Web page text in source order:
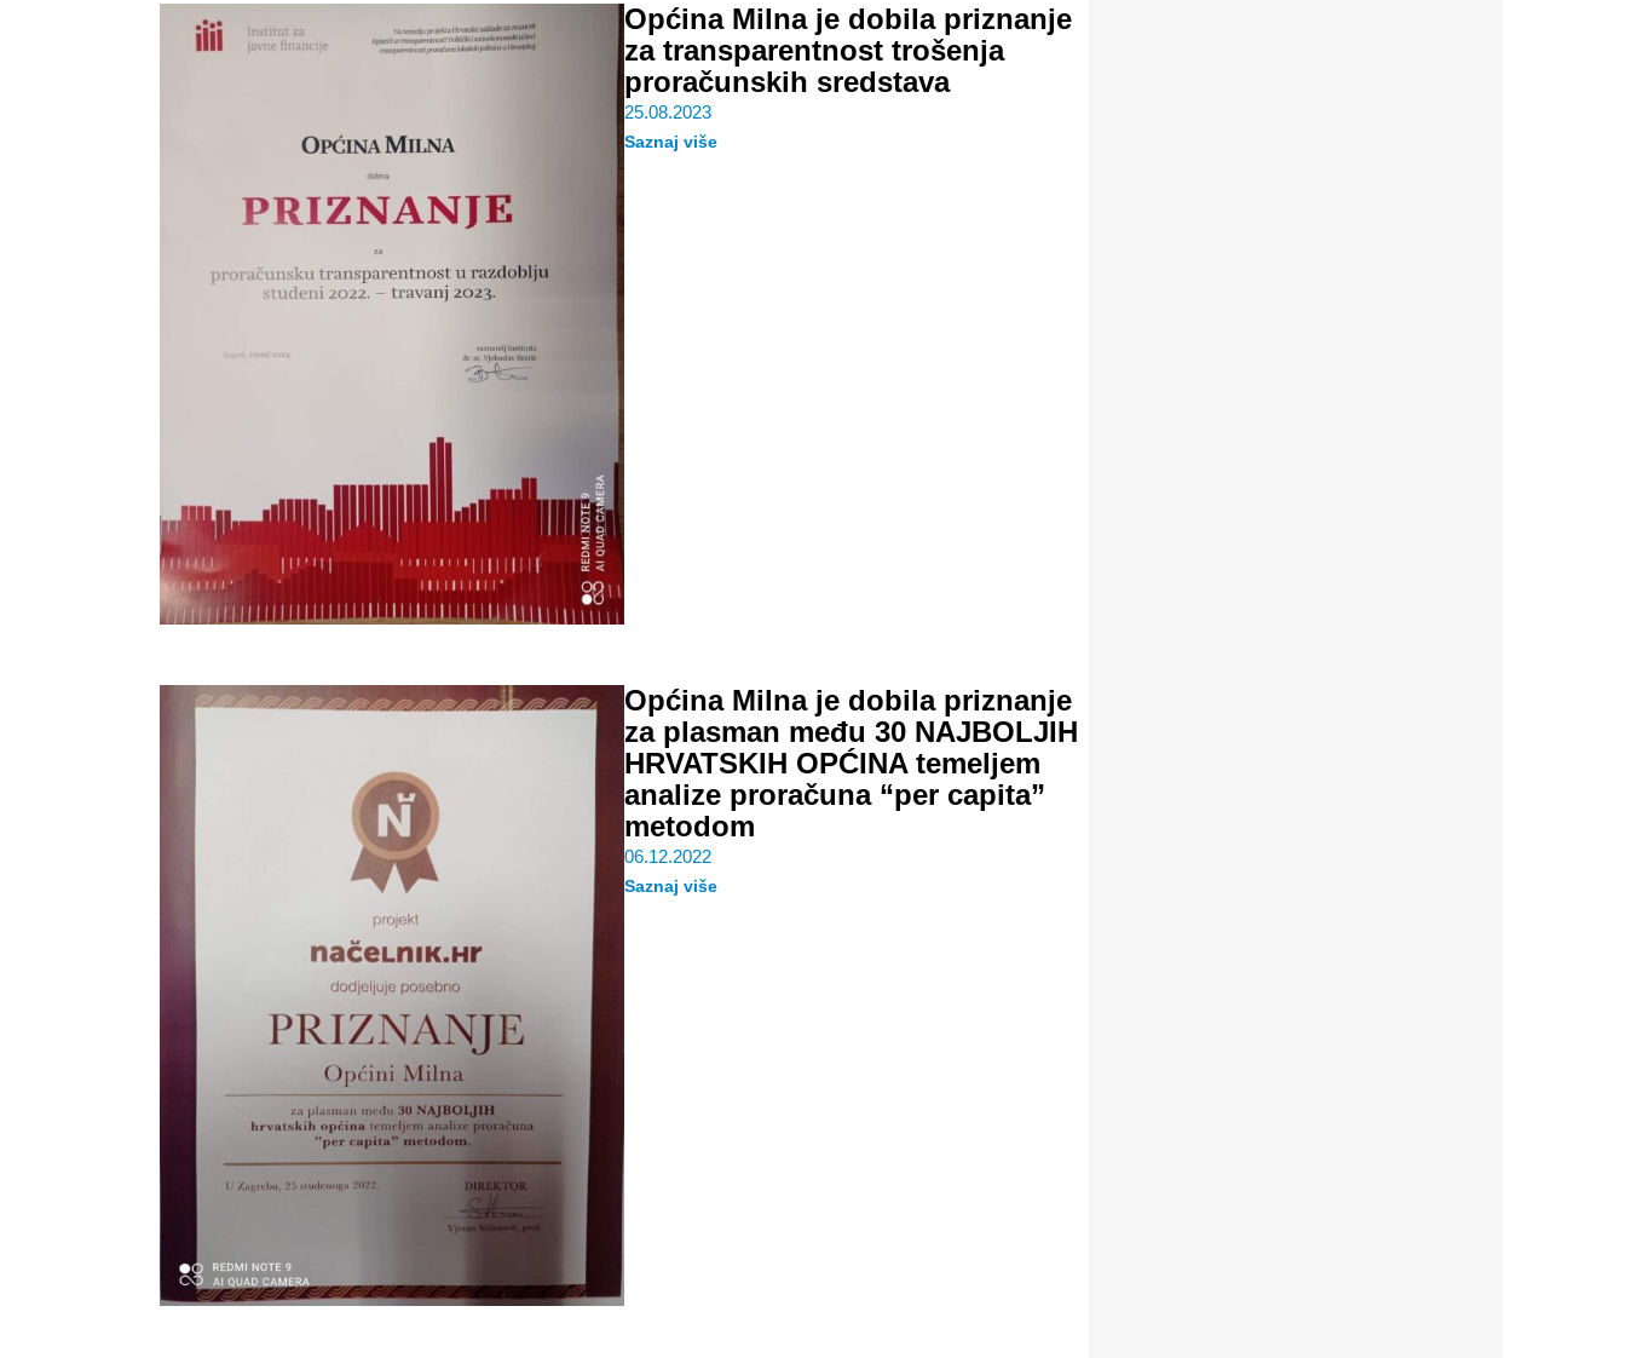
Općina Milna je dobila priznanje
za transparentnost trošenja
proračunskih sredstava
25.08.2023
Saznaj više
Općina Milna je dobila priznanje
za plasman među 30 NAJBOLJIH
HRVATSKIH OPĆINA temeljem
analize proračuna “per capita”
metodom
06.12.2022
Saznaj više